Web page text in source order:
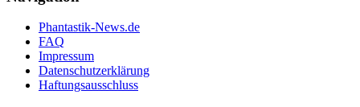
Phantastik-News.de
FAQ
Impressum
Datenschutzerklärung
Haftungsausschluss